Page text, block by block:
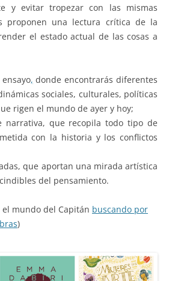
y evitar tropezar con las mismas
proponen una lectura crítica de la
el estado actual de las cosas a
, donde encontrarás diferentes
sociales, culturales, políticas
rigen el mundo de ayer y hoy;
narrativa, que recopila todo tipo de
con la historia y los conflictos
que aportan una mirada artística
del pensamiento.
mundo del Capitán buscando por
)